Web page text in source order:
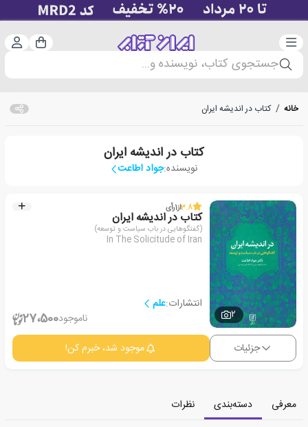
دسته‌بندی سبد
جستجوی کتاب، نویسنده و...
خانه / کتاب در اندیشه ایران
کتاب در اندیشه ایران
نویسنده:جواد اطاعت
2
3.8از1رأی
کتاب در اندیشه ایران
(گفتگوهایی در باب سیاست و توسعه)
In The Solicitude of Iran
انتشارات:علم
ناموجود27،500
جزئیات موجود شد، خبرم کن!
معرفی دسته‌بندی
نظرات